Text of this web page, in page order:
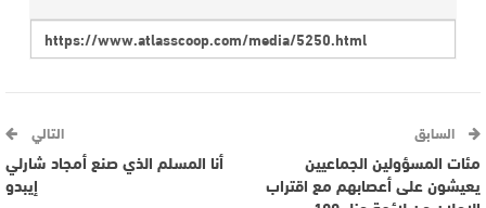
السابق
مئات المسؤولين الجماعيين
يعيشون على أعصابهم مع اقتراب
التالي
أنا المسلم الذي صنع أمجاد شارلي
إيبدو